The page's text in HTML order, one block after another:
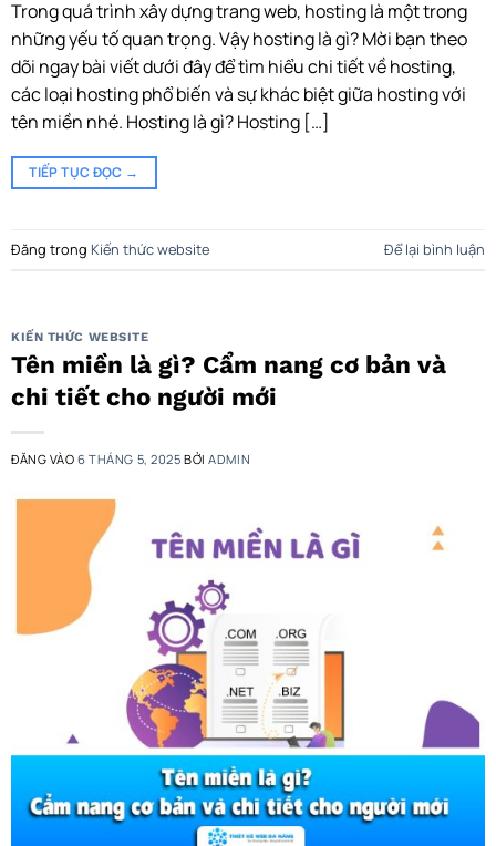
Trong quá trình xây dựng trang web, hosting là một trong
những yếu tố quan trọng. Vậy hosting là gì? Mời bạn theo
dõi ngay bài viết dưới đây để tìm hiểu chi tiết về hosting,
các loại hosting phổ biến và sự khác biệt giữa hosting với
tên miền nhé. Hosting là gì? Hosting […]
TIẾP TỤC ĐỌC →
Đăng trong Kiến thức website Để lại bình luận
KIẾN THỨC WEBSITE
Tên miền là gì? Cẩm nang cơ bản và
chi tiết cho người mới
ĐĂNG VÀO6 THÁNG 5, 2025 BỞIADMIN